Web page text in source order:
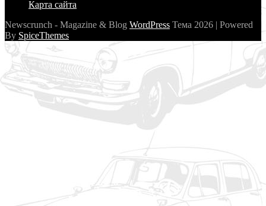
Карта сайта
Newscrunch - Magazine & Blog WordPress Тема 2026 | Powered
By SpiceThemes